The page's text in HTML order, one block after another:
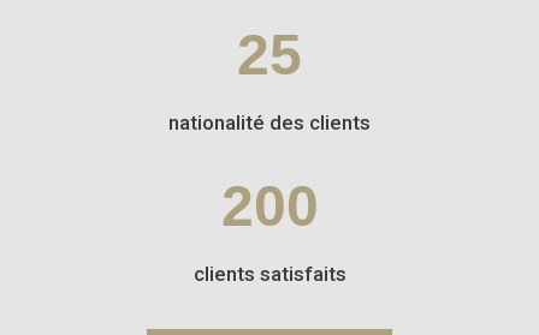
25
nationalité des clients
200
clients satisfaits